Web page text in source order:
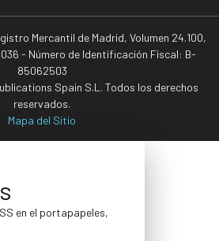
Mercantil de Madrid, Volumen 24.100,
- Número de Identificación Fiscal: B-
85062503
Spain S.L. Todos los derechos
reservados.
Mapa del Sitio
en el portapapeles,